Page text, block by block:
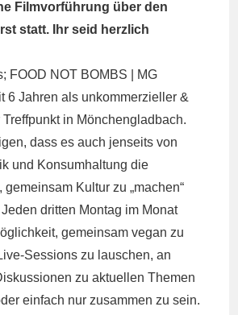
Filmvorführung über den
statt. Ihr seid herzlich
FOOD NOT BOMBS | MG
6 Jahren als unkommerzieller &
in Mönchengladbach.
dass es auch jenseits von
und Konsumhaltung die
gemeinsam Kultur zu „machen“
dritten Montag im Monat
gemeinsam vegan zu
Sessions zu lauschen, an
zu aktuellen Themen
einfach nur zusammen zu sein.